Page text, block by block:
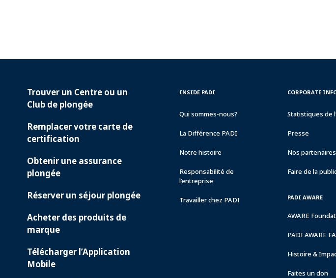
PADI
SERVICES
Trouver un Centre ou un
Club de plongée
Remplacer votre carte de
certification
Obtenir une assurance
plongée
Réserver un séjour plongée
Acheter des produits de
marque
Télécharger l’Application
Mobile
INSIDE
INSIDE PADI
Qui sommes-nous?
La Différence PADI
Notre histoire
Responsabilité de
l’entreprise
Travailler chez PADI
CORPORATE
CORPORATE
Statistiques de
Presse
Nos partenaires
Faire de la
PADI AWARE
AWARE
PADI AWARE
Histoire &
Faites un don